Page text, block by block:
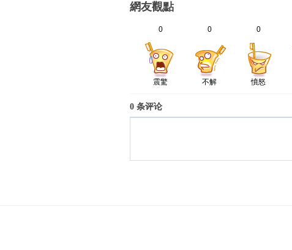
網友觀點
0
震驚
0
不解
0
憤怒